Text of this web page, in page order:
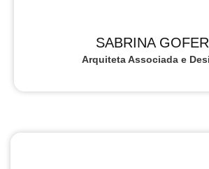
SABRINA
Arquiteta Associada e